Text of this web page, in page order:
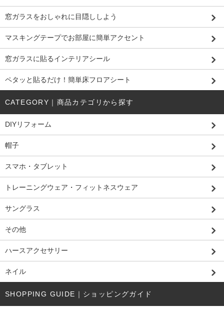
窓ガラスをおしゃれに目隠ししよう
マスキングテープでお部屋に簡単アクセント
窓ガラスに貼るインテリアシール
ペタッと貼るだけ！簡単床フロアシート
CATEGORY｜商品カテゴリから探す
DIYリフォーム
帽子
スマホ・タブレット
トレーニングウェア・フィットネスウェア
サングラス
その他
ハースアクセサリー
ネイル
SHOPPING GUIDE｜ショッピングガイド